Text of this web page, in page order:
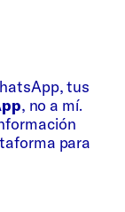
tus
, no a mí.
para